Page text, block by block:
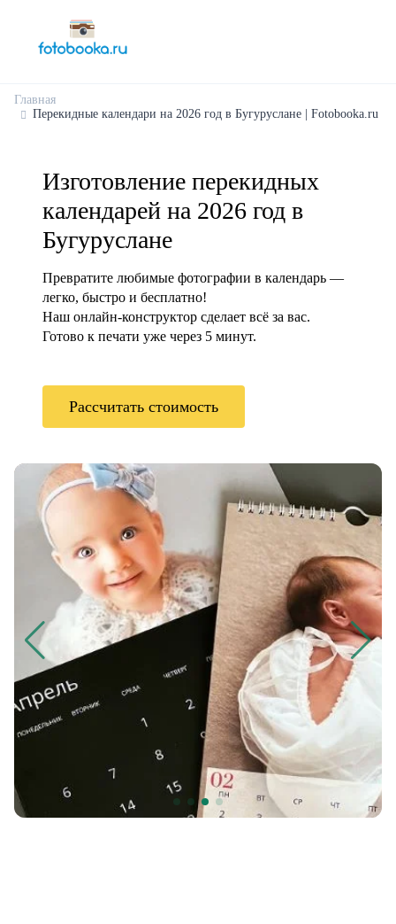
Главная
Перекидные календари на 2026 год в Бугуруслане | Fotobooka.ru
Изготовление перекидных
календарей на 2026 год в
Бугуруслане
Превратите любимые фотографии в календарь —
легко, быстро и бесплатно!
Наш онлайн-конструктор сделает всё за вас.
Готово к печати уже через 5 минут.
Рассчитать стоимость